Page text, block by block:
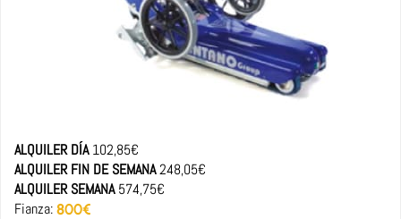
ALQUILER DÍA102,85€
ALQUILER FIN DE SEMANA248,05€
ALQUILER SEMANA574,75€
Fianza: 800€